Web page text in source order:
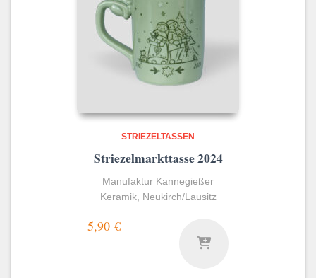
STRIEZELTASSEN
Striezelmarkttasse 2024
Manufaktur Kannegießer
Keramik, Neukirch/Lausitz
5,90 €